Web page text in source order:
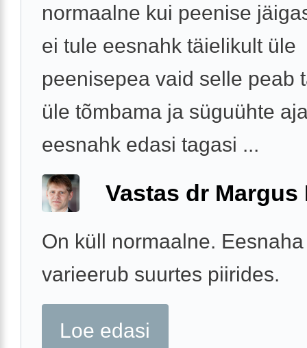
normaalne kui peenise
ei tule eesnahk täielikult üle
peenisepea vaid selle peab
üle tõmbama ja süguühte
eesnahk edasi tagasi ...
Vastas dr Margus
On küll normaalne.
varieerub suurtes piirides.
Loe edasi